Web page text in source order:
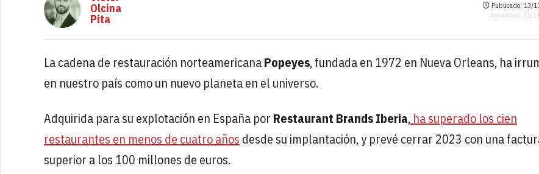
Olcina
Pita
Publicado: 13/
Actualizado: 13/
La cadena de restauración norteamericanaPopeyes, fundada en 1972 en Nueva Orleans, ha
en nuestro país como un nuevo planeta en el universo.
Adquirida para su explotación en España por Restaurant Brands Iberia, ha superado los cien
restaurantes en menos de cuatro años desde su implantación, y prevé cerrar 2023 con una
superior a los 100 millones de euros.